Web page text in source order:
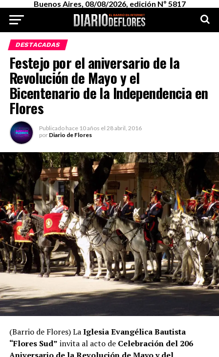
Buenos Aires, 08/08/2026, edición Nº 5817
DESTACADAS
Festejo por el aniversario de la
Revolución de Mayo y el
Bicentenario de la Independencia en
Flores
Publicado hace 10 años el 28 abril, 2016
por Diario de Flores
(Barrio de Flores) LaIglesia Evangélica Bautista
“Flores Sud” invita al acto de Celebración del 206